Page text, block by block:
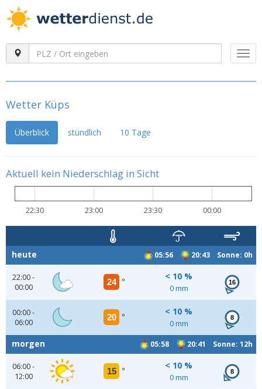
Wetter Küps
Überblick stündlich 10 Tage
Aktuell kein Niederschlag in Sicht
22:30 23:00 23:30 00:00
05:56 20:43 Sonne: 0h
heute
22:00 -
00:00
24 °
< 10 %
0 mm
16
00:00 -
06:00
20 °
< 10 %
0 mm
8
05:58 20:41 Sonne: 12h
morgen
06:00 -
12:00
15 °
< 10 %
0 mm
8